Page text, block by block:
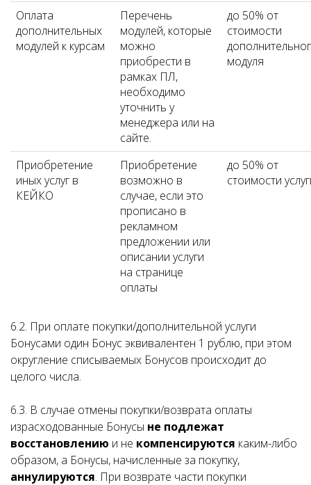
Оплата
дополнительных
модулей к курсам
Перечень
модулей, которые
можно
приобрести в
рамках ПЛ,
необходимо
уточнить у
менеджера или на
сайте.
до 50% от
стоимости
модуля
Приобретение
иных услуг в
КЕЙКО
Приобретение
возможно в
случае, если это
прописано в
рекламном
предложении или
описании услуги
на странице
оплаты
до 50% от
стоимости
6.2. При оплате покупки/дополнительной услуги
Бонусами один Бонус эквивалентен 1 рублю, при этом
округление списываемых Бонусов происходит до
целого числа.
6.3. В случае отмены покупки/возврата оплаты
израсходованные Бонусы не подлежат
восстановлению и не компенсируются каким-либо
образом, а Бонусы, начисленные за покупку,
аннулируются. При возврате части покупки